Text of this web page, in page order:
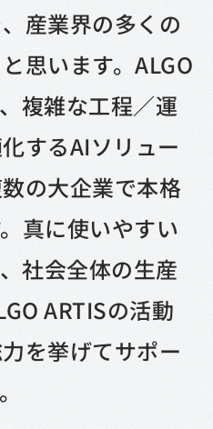
産業界の多くの
思います。ALGO
複雑な工程／運
するAIソリュー
の大企業で本格
真に使いやすい
社会全体の生産
ARTISの活動
を挙げてサポー